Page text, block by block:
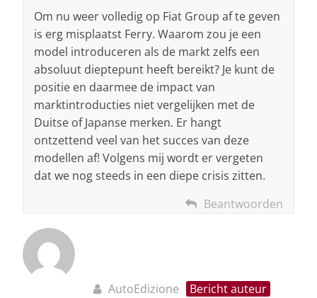
Om nu weer volledig op Fiat Group af te geven
is erg misplaatst Ferry. Waarom zou je een
model introduceren als de markt zelfs een
absoluut dieptepunt heeft bereikt? Je kunt de
positie en daarmee de impact van
marktintroducties niet vergelijken met de
Duitse of Japanse merken. Er hangt
ontzettend veel van het succes van deze
modellen af! Volgens mij wordt er vergeten
dat we nog steeds in een diepe crisis zitten.
Beantwoorden
AutoEdizione
Bericht auteur